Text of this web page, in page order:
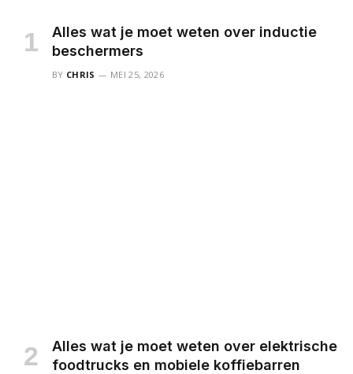
Alles wat je moet weten over inductie
beschermers
BY CHRIS MEI 25, 2026
Alles wat je moet weten over elektrische
foodtrucks en mobiele koffiebarren